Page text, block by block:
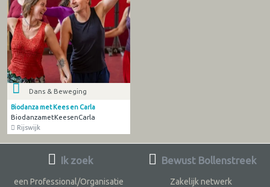
Dans & Beweging
Biodanza met Kees en Carla
BiodanzametKeesenCarla
Rijswijk
Ik zoek
een Professional/Organisatie
Bewust Bollenstreek
Zakelijk netwerk